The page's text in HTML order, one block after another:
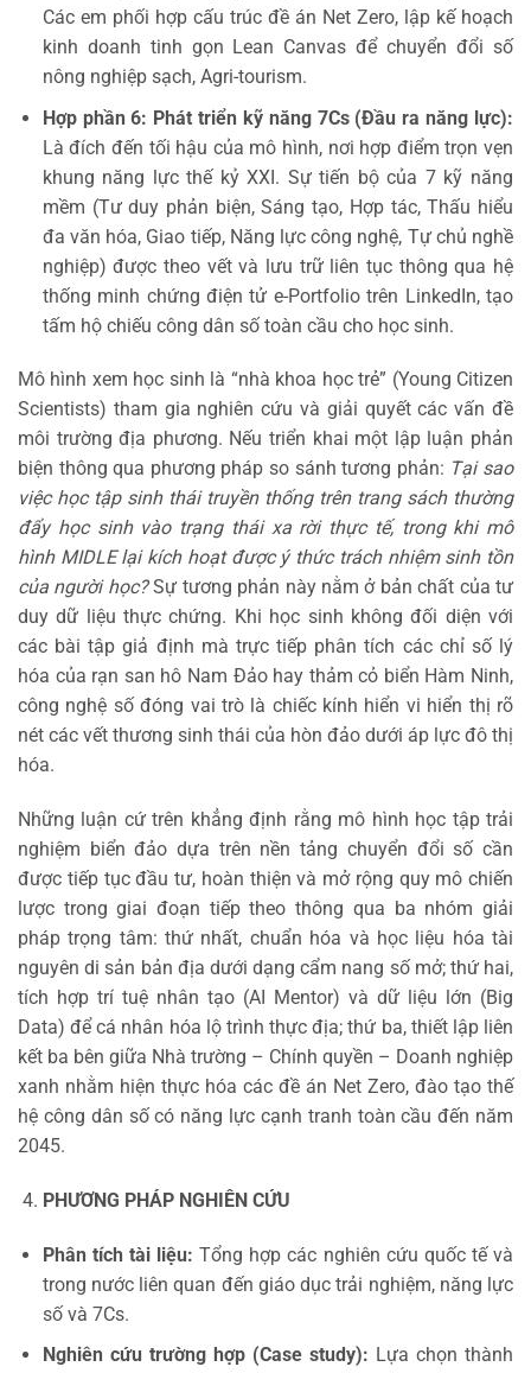
Các em phối hợp cấu trúc đề án Net Zero, lập kế hoạch
kinh doanh tinh gọn Lean Canvas để chuyển đổi số
nông nghiệp sạch, Agri-tourism.
Hợp phần 6: Phát triển kỹ năng 7Cs (Đầu ra năng lực):
Là đích đến tối hậu của mô hình, nơi hợp điểm trọn vẹn
khung năng lực thế kỷ XXI. Sự tiến bộ của 7 kỹ năng
mềm (Tư duy phản biện, Sáng tạo, Hợp tác, Thấu hiểu
đa văn hóa, Giao tiếp, Năng lực công nghệ, Tự chủ nghề
nghiệp) được theo vết và lưu trữ liên tục thông qua hệ
thống minh chứng điện tử e-Portfolio trên LinkedIn, tạo
tấm hộ chiếu công dân số toàn cầu cho học sinh.
Mô hình xem học sinh là “nhà khoa học trẻ” (Young Citizen
Scientists) tham gia nghiên cứu và giải quyết các vấn đề
môi trường địa phương. Nếu triển khai một lập luận phản
biện thông qua phương pháp so sánh tương phản: Tại sao
việc học tập sinh thái truyền thống trên trang sách thường
đẩy học sinh vào trạng thái xa rời thực tế, trong khi mô
hình MIDLE lại kích hoạt được ý thức trách nhiệm sinh tồn
của người học?Sự tương phản này nằm ở bản chất của tư
duy dữ liệu thực chứng. Khi học sinh không đối diện với
các bài tập giả định mà trực tiếp phân tích các chỉ số lý
hóa của rạn san hô Nam Đảo hay thảm cỏ biển Hàm Ninh,
công nghệ số đóng vai trò là chiếc kính hiển vi hiển thị rõ
nét các vết thương sinh thái của hòn đảo dưới áp lực đô thị
hóa.
Những luận cứ trên khẳng định rằng mô hình học tập trải
nghiệm biển đảo dựa trên nền tảng chuyển đổi số cần
được tiếp tục đầu tư, hoàn thiện và mở rộng quy mô chiến
lược trong giai đoạn tiếp theo thông qua ba nhóm giải
pháp trọng tâm: thứ nhất, chuẩn hóa và học liệu hóa tài
nguyên di sản bản địa dưới dạng cẩm nang số mở; thứ hai,
tích hợp trí tuệ nhân tạo (AI Mentor) và dữ liệu lớn (Big
Data) để cá nhân hóa lộ trình thực địa; thứ ba, thiết lập liên
kết ba bên giữa Nhà trường – Chính quyền – Doanh nghiệp
xanh nhằm hiện thực hóa các đề án Net Zero, đào tạo thế
hệ công dân số có năng lực cạnh tranh toàn cầu đến năm
2045.
PHƯƠNG PHÁP NGHIÊN CỨU
Phân tích tài liệu: Tổng hợp các nghiên cứu quốc tế và
trong nước liên quan đến giáo dục trải nghiệm, năng lực
số và 7Cs.
Nghiên cứu trường hợp (Case study): Lựa chọn thành